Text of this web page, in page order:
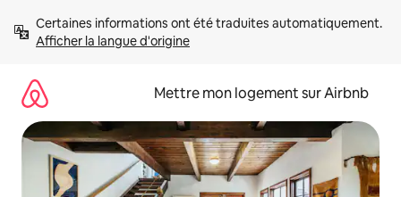
directement
Afficher la langue d'origine
Mettre mon logement sur Airbnb